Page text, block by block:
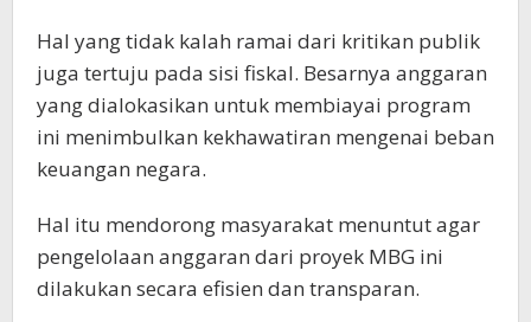
Hal yang tidak kalah ramai dari kritikan publik
juga tertuju pada sisi fiskal. Besarnya anggaran
yang dialokasikan untuk membiayai program
ini menimbulkan kekhawatiran mengenai beban
keuangan negara.
Hal itu mendorong masyarakat menuntut agar
pengelolaan anggaran dari proyek MBG ini
dilakukan secara efisien dan transparan.